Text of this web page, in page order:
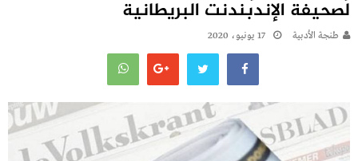
لصحيفة الإندبندنت البريطانية
طنجة الأدبية 17 يونيو، 2020